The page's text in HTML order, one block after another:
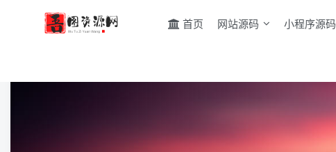
首页 网站源码 小程序源码